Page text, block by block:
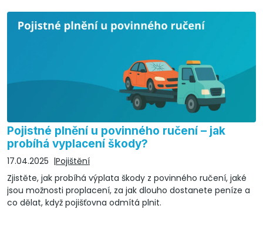
Pojistné plnění u povinného ručení – jak
probíhá vyplacení škody?
17.04.2025
Pojištění
Zjistěte, jak probíhá výplata škody z povinného ručení, jaké
jsou možnosti proplacení, za jak dlouho dostanete peníze a
co dělat, když pojišťovna odmítá plnit.